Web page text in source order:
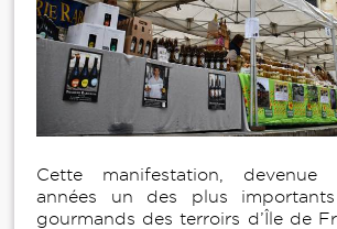
Cette manifestation, devenue
années un des plus importants
gourmands des terroirs d’Île de